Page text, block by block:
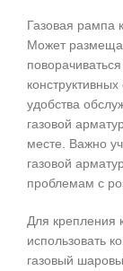
Газовая рампа
Может
удобства
газовой
месте. Важно
газовой
проблемам с
Для крепления
использовать
газовый